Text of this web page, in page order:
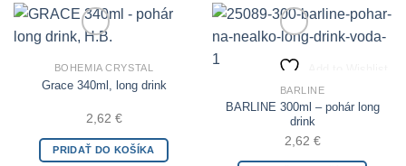
Add to Wishlist
BOHEMIA CRYSTAL
Grace 340ml, long drink
2,62 €
PRIDAŤ DO KOŠÍKA
BARLINE
BARLINE 300ml – pohár long
drink
2,62 €